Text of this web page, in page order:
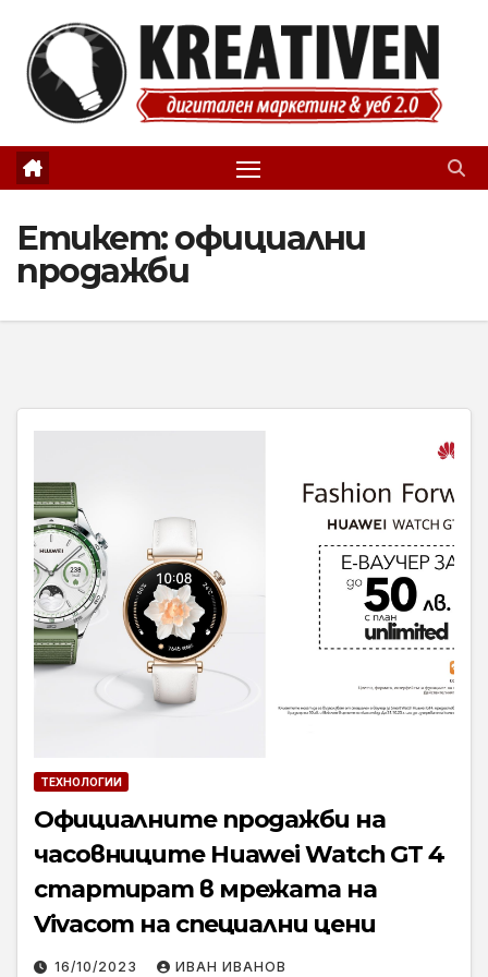
content
Етикет:официални
продажби
ТЕХНОЛОГИИ
Официалните продажби на
часовниците Huawei Watch GT 4
стартират в мрежата на
Vivacom на специални цени
16/10/2023 ИВАН ИВАНОВ